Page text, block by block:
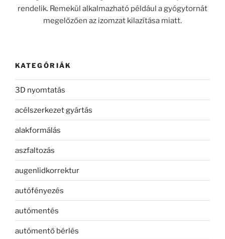
rendelik. Remekül alkalmazható például a gyógytornát
megelőzően az izomzat kilazítása miatt.
KATEGÓRIÁK
3D nyomtatás
acélszerkezet gyártás
alakformálás
aszfaltozás
augenlidkorrektur
autófényezés
autómentés
autómentő bérlés